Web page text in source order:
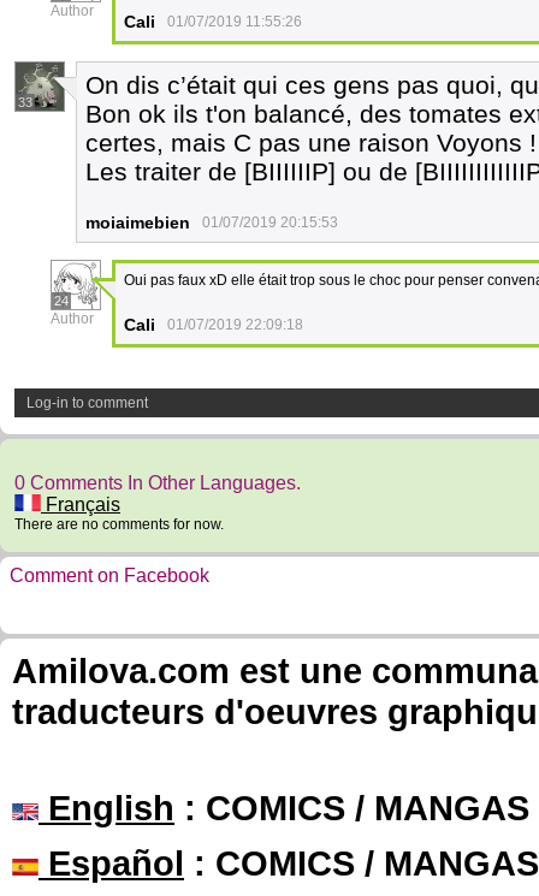
Author
Cali 01/07/2019 11:55:26
33
On dis c’était qui ces gens pas quoi,
Bon ok ils t'on balancé, des tomates
certes, mais C pas une raison Voyons !
Les traiter de [BIIIIIIP] ou de
moiaimebien 01/07/2019 20:15:53
24
Author
Oui pas faux xD elle était trop sous le choc pour penser
Cali 01/07/2019 22:09:18
Log-in to comment
0 Comments In Other Languages.
Français
There are no comments for now.
Comment on Facebook
Amilova.com est une
traducteurs d'oeuvres
English : COMICS /
Español : COMICS /